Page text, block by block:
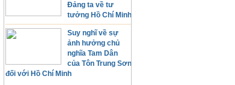
Đảng ta về tư
tưởng Hồ Chí Minh
Suy nghĩ về sự
ảnh hưởng chủ
nghĩa Tam Dân
của Tôn Trung Sơn
đối với Hồ Chí Minh